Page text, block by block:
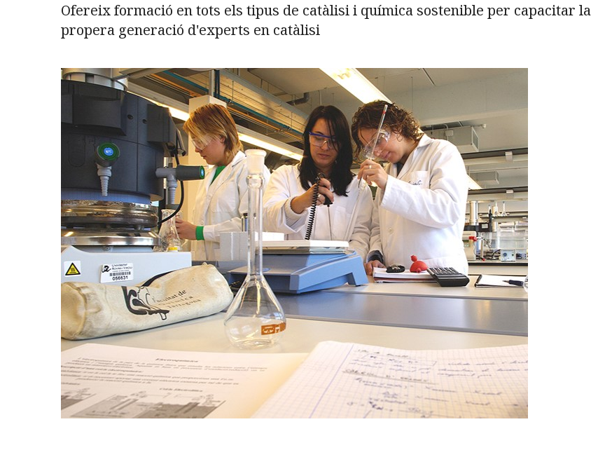
Ofereix formació en tots els tipus de catàlisi i química sostenible per capacitar la
propera generació d'experts en catàlisi